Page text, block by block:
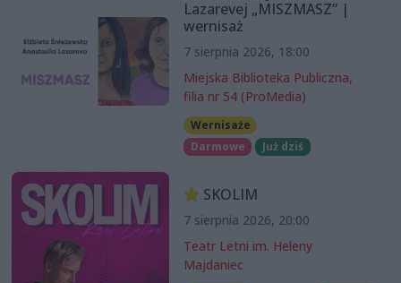
Lazarevej „MISZMASZ” |
wernisaż
7 sierpnia 2026, 18:00
Miejska Biblioteka Publiczna,
filia nr 54 (ProMedia)
Wernisaże
Darmowe
Już dziś
SKOLIM
7 sierpnia 2026, 20:00
Teatr Letni im. Heleny
Majdaniec